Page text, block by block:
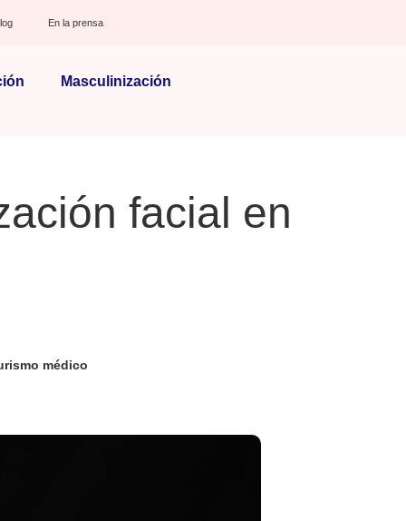
En la prensa
Masculinización
facial en
médico